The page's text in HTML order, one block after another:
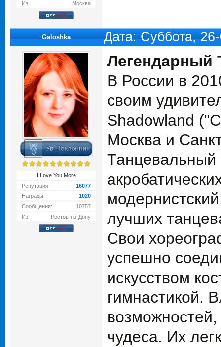
Из:
Москва
Galoshka Дата: Суббота,
I Love You More
Репутация:
16077
Награды:
1020
Сообщения:
10757
Из:
Ростов-на-Дону
Легендарный
В России в
своим
Shadowland
Москва и
Танцевальный
лучших
Свои
успешно
искусством
гимнастикой.
чудеса. Их